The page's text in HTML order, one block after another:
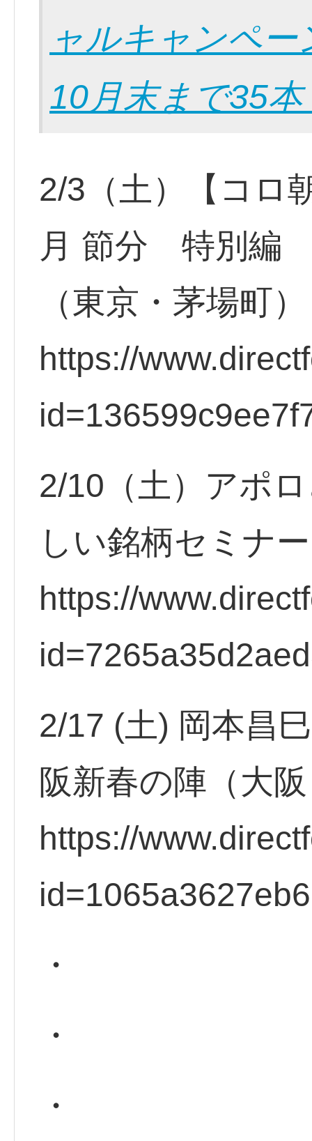
ャルキャンペ
10月末まで35
2/3（土）【コロ
月 節分 特別編
（東京・茅場町）
https://
2/10（土）アポ
しい銘柄セミナ
https://
2/17 (土) 岡本昌
阪新春の陣（大
https://
・
・
・